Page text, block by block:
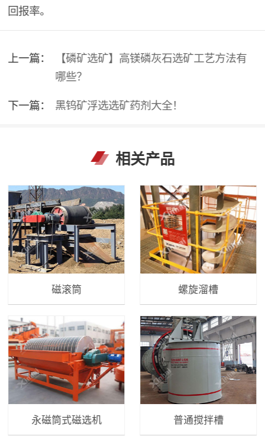
回报率。
上一篇：
【磷矿选矿】高镁磷灰石选矿工艺方法有
哪些？
下一篇：
黑钨矿浮选选矿药剂大全！
相关产品
磁滚筒 螺旋溜槽
永磁筒式磁选机 普通搅拌槽